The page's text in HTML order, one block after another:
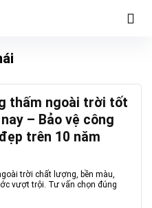
thấm ngoài trời tốt
– Bảo vệ công
trên 10 năm
trời chất lượng, bền màu,
vượt trội. Tư vấn chọn đúng